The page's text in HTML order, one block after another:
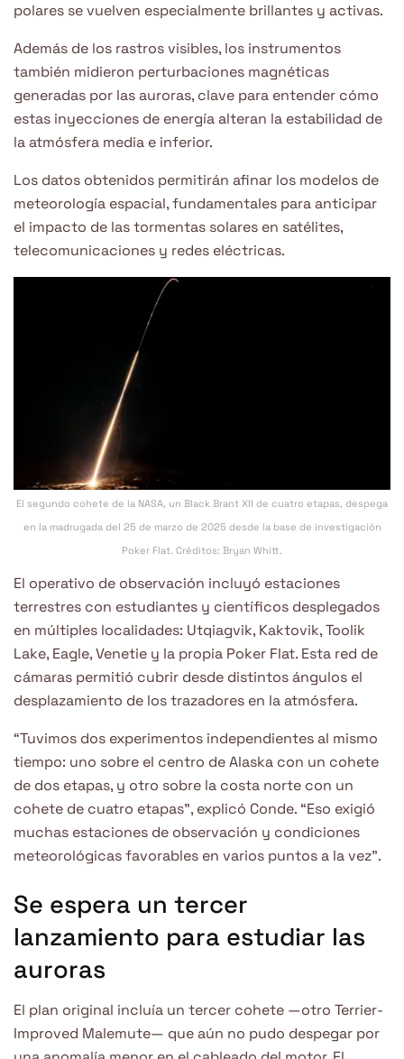
polares se vuelven especialmente brillantes y activas.
Además de los rastros visibles, los instrumentos
también midieron perturbaciones magnéticas
generadas por las auroras, clave para entender cómo
estas inyecciones de energía alteran la estabilidad de
la atmósfera media e inferior.
Los datos obtenidos permitirán afinar los modelos de
meteorología espacial, fundamentales para anticipar
el impacto de las tormentas solares en satélites,
telecomunicaciones y redes eléctricas.
El segundo cohete de la NASA, un Black Brant XII de cuatro etapas, despega
en la madrugada del 25 de marzo de 2025 desde la base de investigación
Poker Flat. Créditos: Bryan Whitt.
El operativo de observación incluyó estaciones
terrestres con estudiantes y científicos desplegados
en múltiples localidades: Utqiagvik, Kaktovik, Toolik
Lake, Eagle, Venetie y la propia Poker Flat. Esta red de
cámaras permitió cubrir desde distintos ángulos el
desplazamiento de los trazadores en la atmósfera.
“Tuvimos dos experimentos independientes al mismo
tiempo: uno sobre el centro de Alaska con un cohete
de dos etapas, y otro sobre la costa norte con un
cohete de cuatro etapas”, explicó Conde. “Eso exigió
muchas estaciones de observación y condiciones
meteorológicas favorables en varios puntos a la vez”.
Se espera un tercer
lanzamiento para estudiar las
auroras
El plan original incluía un tercer cohete —otro Terrier-
Improved Malemute— que aún no pudo despegar por